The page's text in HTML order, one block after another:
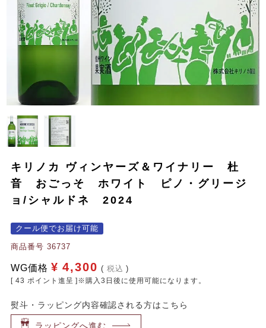
キリノカ ヴィンヤーズ＆ワイナリー 杜
音 おごっそ ホワイト ピノ・グリージ
ョ/シャルドネ 2024
クール便でお届け可能
商品番号 36737
WG価格 ¥ 4,300 税込
[ 43 ポイント進呈 ]※購入3日後に使用可能になります。
熨斗・ラッピング内容確認される方はこちら
ラッピングへ進む